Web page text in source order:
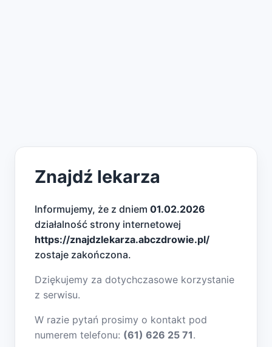
Znajdź lekarza
Informujemy, że z dniem 01.02.2026
działalność strony internetowej
https://znajdzlekarza.abczdrowie.pl/
zostaje zakończona.
Dziękujemy za dotychczasowe korzystanie
z serwisu.
W razie pytań prosimy o kontakt pod
numerem telefonu: (61) 626 25 71.